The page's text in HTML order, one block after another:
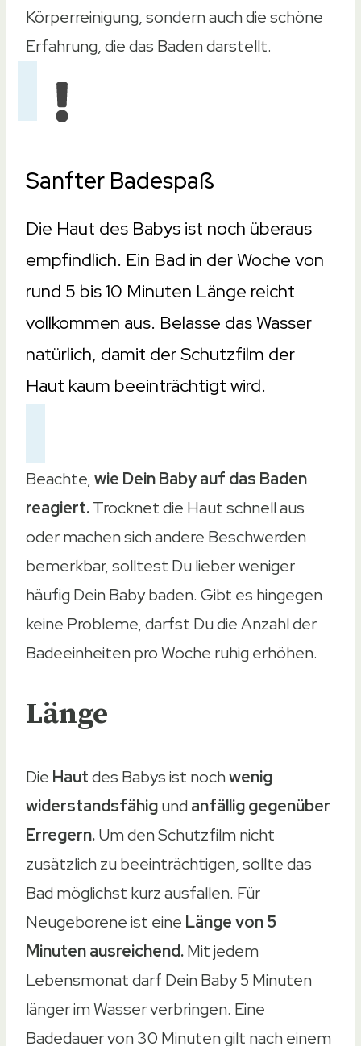
Körperreinigung, sondern auch die schöne
Erfahrung, die das Baden darstellt.
Sanfter Badespaß
Die Haut des Babys ist noch überaus
empfindlich. Ein Bad in der Woche von
rund 5 bis 10 Minuten Länge reicht
vollkommen aus. Belasse das Wasser
natürlich, damit der Schutzfilm der
Haut kaum beeinträchtigt wird.
Beachte,wie Dein Baby auf das Baden
reagiert.Trocknet die Haut schnell aus
oder machen sich andere Beschwerden
bemerkbar, solltest Du lieber weniger
häufig Dein Baby baden. Gibt es hingegen
keine Probleme, darfst Du die Anzahl der
Badeeinheiten pro Woche ruhig erhöhen.
Länge
Die Hautdes Babys ist nochwenig
widerstandsfähigundanfällig gegenüber
Erregern.Um den Schutzfilm nicht
zusätzlich zu beeinträchtigen, sollte das
Bad möglichst kurz ausfallen. Für
Neugeborene ist eine Länge von 5
Minuten ausreichend.Mit jedem
Lebensmonat darf Dein Baby 5 Minuten
länger im Wasser verbringen. Eine
Badedauer von 30 Minuten gilt nach einem